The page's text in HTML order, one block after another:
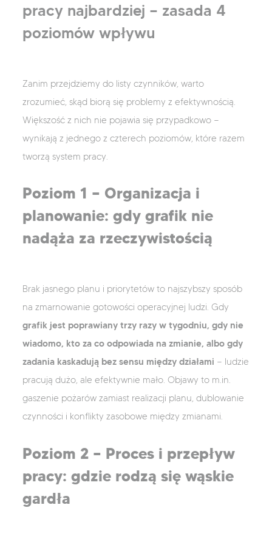
pracy najbardziej — zasada 4
poziomów wpływu
Zanim przejdziemy do listy czynników, warto
zrozumieć, skąd biorą się problemy z efektywnością.
Większość z nich nie pojawia się przypadkowo —
wynikają z jednego z czterech poziomów, które razem
tworzą system pracy.
Poziom 1 — Organizacja i
planowanie: gdy grafik nie
nadąża za rzeczywistością
Brak jasnego planu i priorytetów to najszybszy sposób
na zmarnowanie gotowości operacyjnej ludzi. Gdy
grafik jest poprawiany trzy razy w tygodniu, gdy nie
wiadomo, kto za co odpowiada na zmianie, albo gdy
zadania kaskadują bez sensu między działami — ludzie
pracują dużo, ale efektywnie mało. Objawy to m.in.
gaszenie pożarów zamiast realizacji planu, dublowanie
czynności i konflikty zasobowe między zmianami.
Poziom 2 — Proces i przepływ
pracy: gdzie rodzą się wąskie
gardła